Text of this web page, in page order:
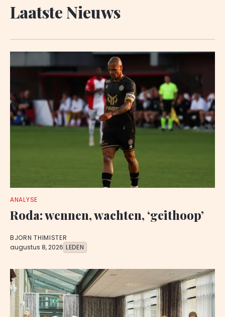
Laatste Nieuws
ANALYSE
Roda: wennen, wachten, ‘geithoop’
BJORN THIMISTER
augustus 8, 2026 LEDEN